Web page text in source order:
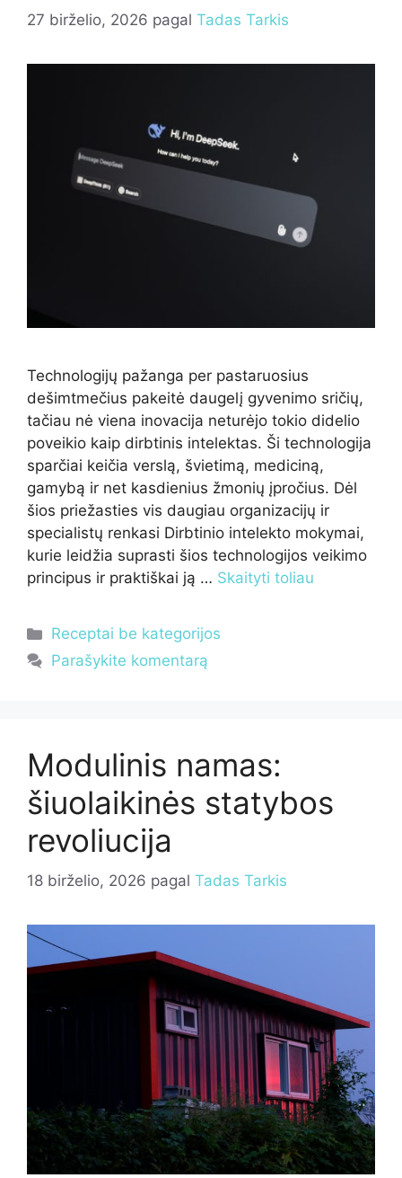
27 birželio, 2026 pagal Tadas Tarkis
Technologijų pažanga per pastaruosius
dešimtmečius pakeitė daugelį gyvenimo sričių,
tačiau nė viena inovacija neturėjo tokio didelio
poveikio kaip dirbtinis intelektas. Ši technologija
sparčiai keičia verslą, švietimą, mediciną,
gamybą ir net kasdienius žmonių įpročius. Dėl
šios priežasties vis daugiau organizacijų ir
specialistų renkasi Dirbtinio intelekto mokymai,
kurie leidžia suprasti šios technologijos veikimo
principus ir praktiškai ją … Skaityti toliau
Kategorijos
Receptai be kategorijos
Parašykite komentarą
Modulinis namas:
šiuolaikinės statybos
revoliucija
18 birželio, 2026 pagal Tadas Tarkis